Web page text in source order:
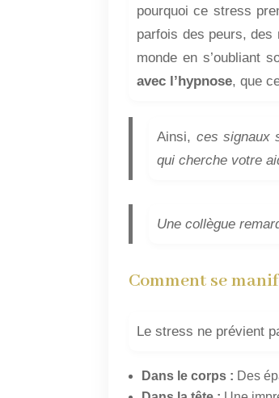
pourquoi ce stress
parfois des peurs, des
monde en s’oubliant
avec l’hypnose, que
Ainsi, ces signaux
qui cherche votre
Une collègue
Comment se
Le stress ne prévient
Dans le corps : Des